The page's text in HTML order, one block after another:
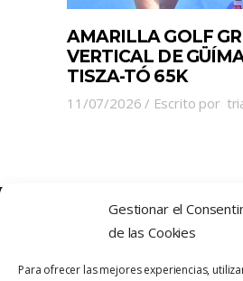
Gestionar el
de las Cookies
Para ofrecer las mejores experiencias,
AMARILLA GOLF
VERTICAL DE
TISZA-TÓ 65K
11/07/2026 Escrito por